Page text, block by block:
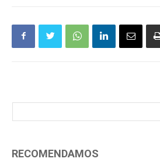
RECOMENDAMOS